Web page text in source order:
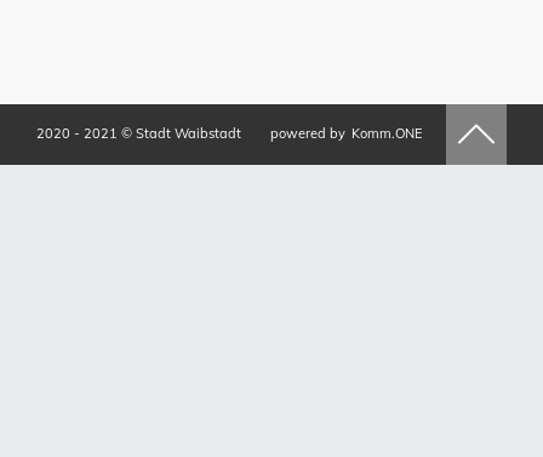
2020 - 2021 © Stadt Waibstadt powered by Komm.ONE